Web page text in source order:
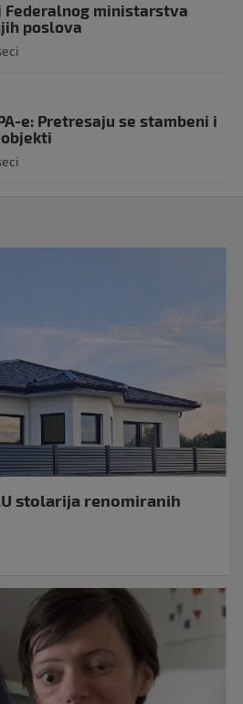
Federalnog ministarstva
poslova
e: Pretresaju se stambeni i
stolarija renomiranih